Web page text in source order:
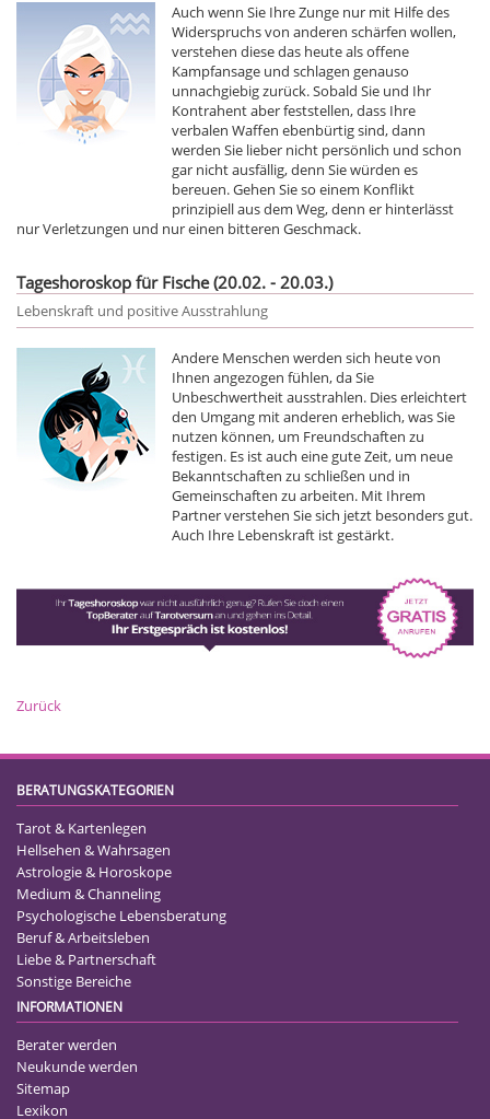
Auch wenn Sie Ihre Zunge nur mit Hilfe des
Widerspruchs von anderen schärfen wollen,
verstehen diese das heute als offene
Kampfansage und schlagen genauso
unnachgiebig zurück. Sobald Sie und Ihr
Kontrahent aber feststellen, dass Ihre
verbalen Waffen ebenbürtig sind, dann
werden Sie lieber nicht persönlich und schon
gar nicht ausfällig, denn Sie würden es
bereuen. Gehen Sie so einem Konflikt
prinzipiell aus dem Weg, denn er hinterlässt
nur Verletzungen und nur einen bitteren Geschmack.
Tageshoroskop für Fische (20.02. - 20.03.)
Lebenskraft und positive Ausstrahlung
Andere Menschen werden sich heute von
Ihnen angezogen fühlen, da Sie
Unbeschwertheit ausstrahlen. Dies erleichtert
den Umgang mit anderen erheblich, was Sie
nutzen können, um Freundschaften zu
festigen. Es ist auch eine gute Zeit, um neue
Bekanntschaften zu schließen und in
Gemeinschaften zu arbeiten. Mit Ihrem
Partner verstehen Sie sich jetzt besonders gut.
Auch Ihre Lebenskraft ist gestärkt.
Zurück
BERATUNGSKATEGORIEN
Tarot & Kartenlegen
Hellsehen & Wahrsagen
Astrologie & Horoskope
Medium & Channeling
Psychologische Lebensberatung
Beruf & Arbeitsleben
Liebe & Partnerschaft
Sonstige Bereiche
INFORMATIONEN
Berater werden
Neukunde werden
Sitemap
Lexikon